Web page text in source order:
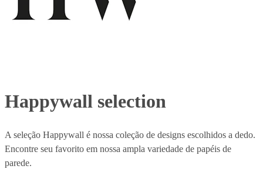
Happywall selection
A seleção Happywall é nossa coleção de designs escolhidos a dedo.
Encontre seu favorito em nossa ampla variedade de papéis de
parede.